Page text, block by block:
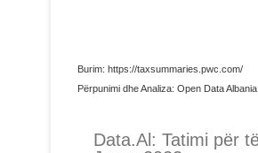
Burim: https://taxsummaries.pwc.com/
Përpunimi dhe Analiza: Open Data Albania